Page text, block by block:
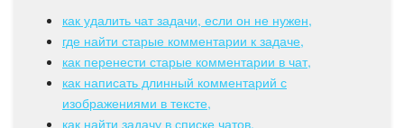
Проекты AI
Мессенджер
Календарь
как удалить чат задачи, если он не нужен,
где найти старые комментарии к задаче,
как перенести старые комментарии в чат,
как написать длинный комментарий с
изображениями в тексте,
как найти задачу в списке чатов,